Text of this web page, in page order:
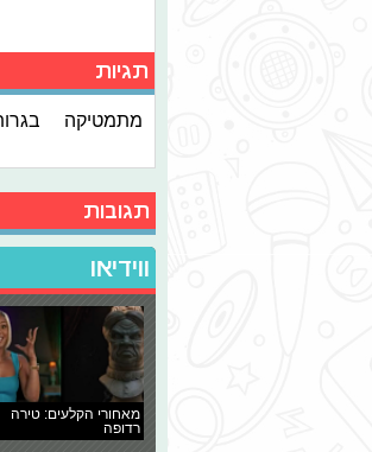
תגיות
מתמטיקה
תגובות
ווידיאו
מאחורי הקלעים: טירה
רדופה